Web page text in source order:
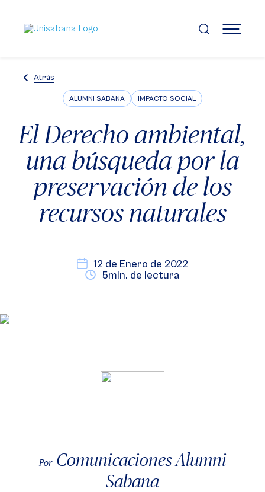
contenido
principal
MENÚ
Atrás
ALUMNI SABANA IMPACTO SOCIAL
El Derecho ambiental,
una búsqueda por la
preservación de los
recursos naturales
12 de Enero de 2022
5min. de lectura
Por Comunicaciones Alumni
Sabana